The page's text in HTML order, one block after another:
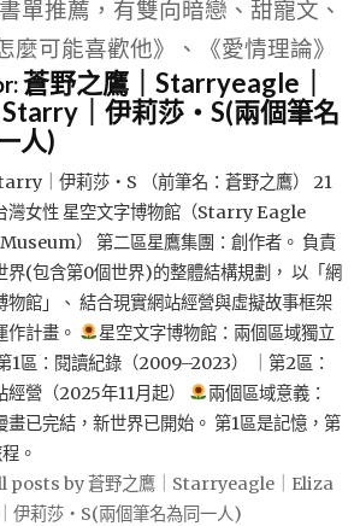
單推薦，有雙向暗戀、甜寵文、
麼可能喜歡他》、《愛情理論》
蒼野之鷹｜Starryeagle｜
Starry｜伊莉莎・S(兩個筆名
人)
｜伊莉莎・S （前筆名：蒼野之鷹） 21
灣女性 星空文字博物館（Starry Eagle
） 第二區星鷹集團：創作者。 負責
界(包含第0個世界)的整體結構規劃， 以「網
物館」、 結合現實網站經營與虛擬故事框架
作計畫。
星空文字博物館：兩個區域獨立
1區：閱讀紀錄（2009–2023） ｜第2區：
經營（2025年11月起）
兩個區域意義：
畫已完結，新世界已開始。 第1區是記憶，第
。
posts by 蒼野之鷹｜Starryeagle｜Eliza
伊莉莎・S(兩個筆名為同一人)